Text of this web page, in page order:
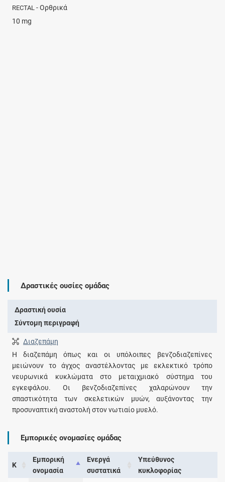
RECTAL - Ορθρικά
10 mg
Δραστικές ουσίες ομάδας
Δραστική ουσία
Σύντομη περιγραφή
Διαζεπάμη
Η διαζεπάμη όπως και οι υπόλοιπες βενζοδιαζεπίνες
μειώνουν το άγχος αναστέλλοντας με εκλεκτικό τρόπο
νευρωνικά κυκλώματα στο μεταιχμιακό σύστημα του
εγκεφάλου. Οι βενζοδιαζεπίνες χαλαρώνουν την
σπαστικότητα των σκελετικών μυών, αυξάνοντας την
προσυναπτική αναστολή στον νωτιαίο μυελό.
Εμπορικές ονομασίες ομάδας
Κ
Εμπορική
ονομασία
Ενεργά
συστατικά
Υπεύθυνος
κυκλοφορίας